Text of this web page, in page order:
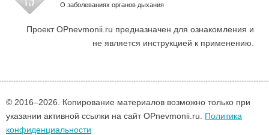
О заболеваниях органов дыхания
Проект OPnevmonii.ru предназначен для ознакомления и
не является инструкцией к применению.
© 2016–2026. Копирование материалов возможно только при
указании активной ссылки на сайт OPnevmonii.ru. Политика
конфиденциальности